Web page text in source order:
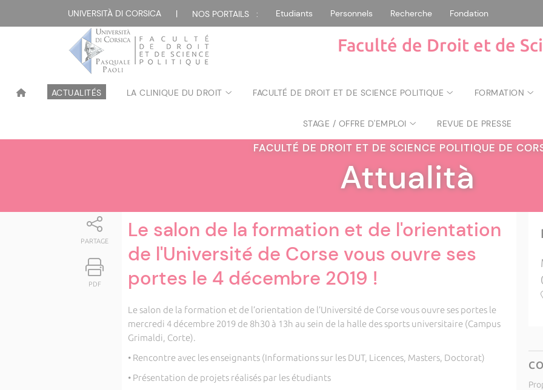
UNIVERSITÀ DI CORSICA | NOS PORTAILS : Etudiants Personnels Recherche Fondation
Faculté de Droit et de
ACTUALITÉS LA CLINIQUE DU DROIT FACULTÉ DE DROIT ET DE SCIENCE POLITIQUE FORMATION
STAGE / OFFRE D'EMPLOI REVUE DE PRESSE
FACULTÉ DE DROIT ET DE SCIENCE POLITIQUE DE
Attualità
PARTAGE
PDF
Le salon de la formation et de l'orientation
de l'Université de Corse vous ouvre ses
portes le 4 décembre 2019 !
Le salon de la formation et de l’orientation de l’Université de Corse vous ouvre ses portes le
mercredi 4 décembre 2019 de 8h30 à 13h au sein de la halle des sports universitaire (Campus
Grimaldi, Corte).
• Rencontre avec les enseignants (Informations sur les DUT, Licences, Masters, Doctorat)
• Présentation de projets réalisés par les étudiants